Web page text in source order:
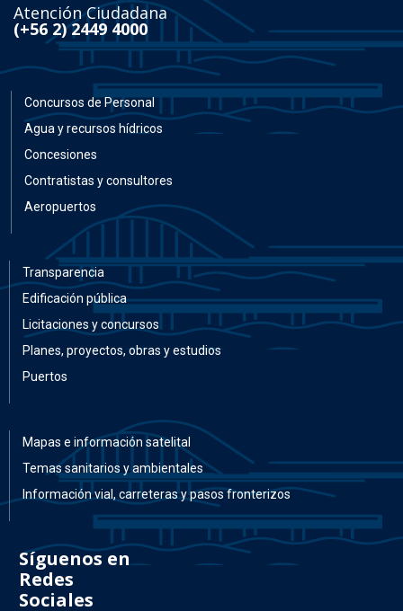
Atención Ciudadana
(+56 2) 2449 4000
Concursos de Personal
Agua y recursos hídricos
Concesiones
Contratistas y consultores
Aeropuertos
Transparencia
Edificación pública
Licitaciones y concursos
Planes, proyectos, obras y estudios
Puertos
Mapas e información satelital
Temas sanitarios y ambientales
Información vial, carreteras y pasos fronterizos
Síguenos en
Redes
Sociales